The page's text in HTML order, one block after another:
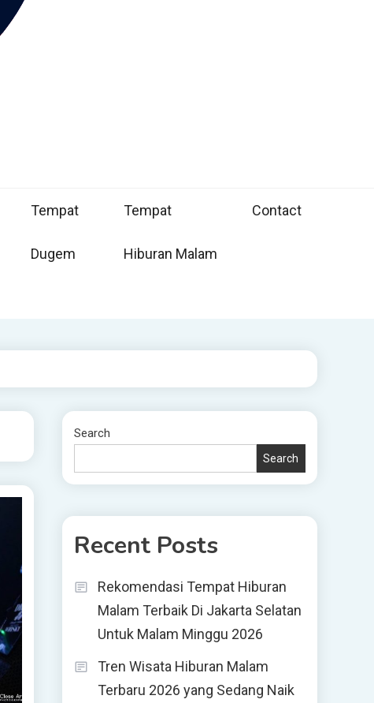
Tempat
Dugem
Tempat
Hiburan Malam
Contact
Search
Search
Recent Posts
Rekomendasi Tempat Hiburan
Malam Terbaik Di Jakarta Selatan
Untuk Malam Minggu 2026
Tren Wisata Hiburan Malam
Terbaru 2026 yang Sedang Naik